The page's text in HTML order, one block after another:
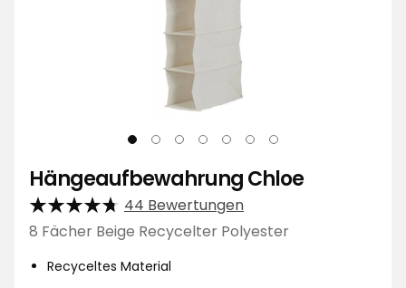
Hängeaufbewahrung Chloe
44 Bewertungen
8 Fächer Beige Recycelter Polyester
Recyceltes Material